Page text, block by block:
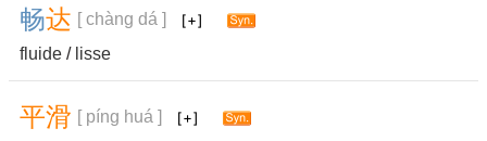
畅达 [ chàng dá ]
fluide / lisse
平滑 [ píng huá ]